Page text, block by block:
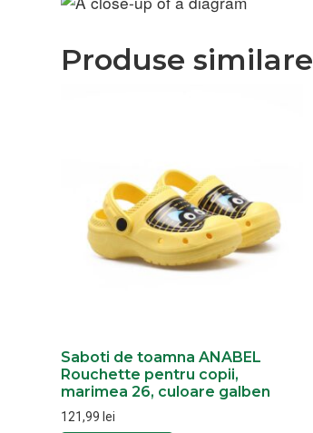
Produse similare
Saboti de toamna ANABEL
Rouchette pentru copii,
marimea 26, culoare galben
121,99 lei